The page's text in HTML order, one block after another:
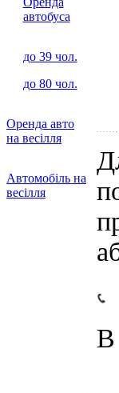
автобуса
до 39 чол.
до 80 чол.
Оренда авто
на весілля
Автомобіль на
весілля
В